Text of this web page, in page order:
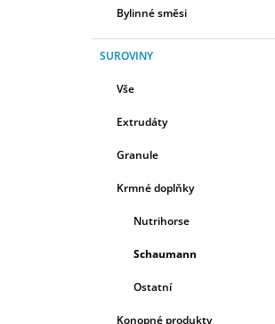
Bylinné směsi
SUROVINY
Vše
Extrudáty
Granule
Krmné doplňky
Nutrihorse
Schaumann
Ostatní
Konopné produkty